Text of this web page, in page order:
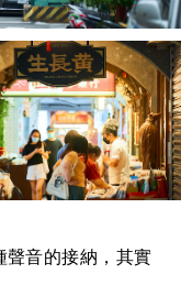
聲音的接納，其實